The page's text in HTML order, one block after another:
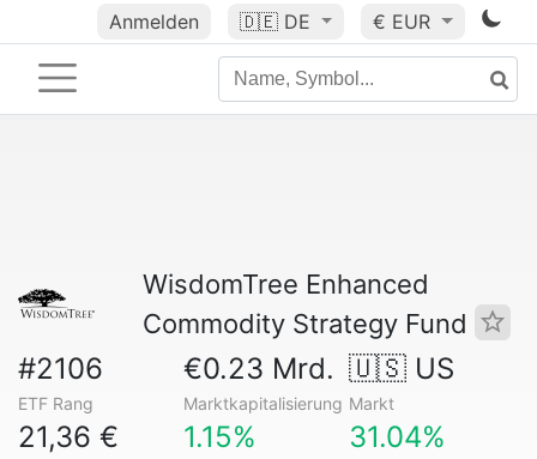
Anmelden 🇩🇪 DE € EUR
WisdomTree Enhanced
Commodity Strategy Fund
#2106
ETF Rang
€0.23 Mrd.
Marktkapitalisierung
🇺🇸 US
Markt
21,36 € 1.15% 31.04%